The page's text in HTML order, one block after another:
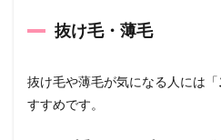
抜け毛・薄毛
抜け毛や薄毛が気になる人には「
すすめです。